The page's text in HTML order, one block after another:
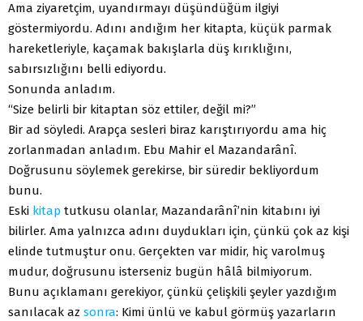
Ama ziyaretçim, uyandırmayı düşündüğüm ilgiyi
göstermiyordu. Adını andığım her kitapta, küçük parmak
hareketleriyle, kaçamak bakışlarla düş kırıklığını,
sabırsızlığını belli ediyordu.
Sonunda anladım.
“Size belirli bir kitaptan söz ettiler, değil mi?”
Bir ad söyledi. Arapça sesleri biraz karıştırıyordu ama hiç
zorlanmadan anladım. Ebu Mahir el Mazandarânî.
Doğrusunu söylemek gerekirse, bir süredir bekliyordum
bunu.
Eski kitap tutkusu olanlar, Mazandarânî’nin kitabını iyi
bilirler. Ama yalnızca adını duydukları için, çünkü çok az kişi
elinde tutmuştur onu. Gerçekten var midir, hiç varolmuş
mudur, doğrusunu isterseniz bugün hâlâ bilmiyorum.
Bunu açıklamanı gerekiyor, çünkü çelişkili şeyler yazdığım
sanılacak az sonra: Kimi ünlü ve kabul görmüş yazarların